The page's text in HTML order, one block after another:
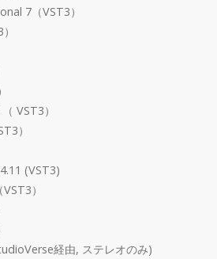
7（VST3）
VST3）
）
(VST3)
）
経由, ステレオのみ)